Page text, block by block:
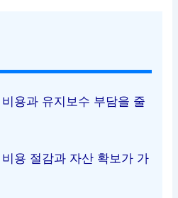
용과 유지보수 부담을 줄
용 절감과 자산 확보가 가